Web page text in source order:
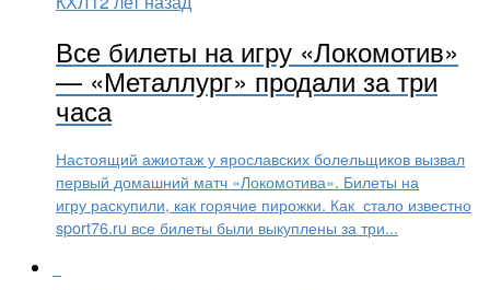
Все билеты на игру «Локомотив»
— «Металлург» продали за три
часа
Настоящий ажиотаж у ярославских болельщиков вызвал
первый домашний матч «Локомотива». Билеты на
игру раскупили, как горячие пирожки. Как стало известно
sport76.ru все билеты были выкуплены за три...